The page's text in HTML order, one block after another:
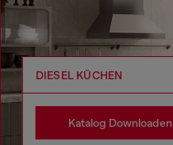
DIESEL KÜCHEN
Katalog Downloaden